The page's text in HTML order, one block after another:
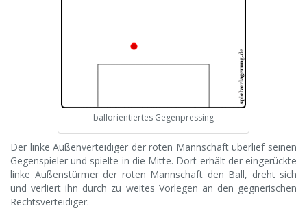
ballorientiertes Gegenpressing
Der linke Außenverteidiger der roten Mannschaft überlief seinen
Gegenspieler und spielte in die Mitte. Dort erhält der eingerückte
linke Außenstürmer der roten Mannschaft den Ball, dreht sich
und verliert ihn durch zu weites Vorlegen an den gegnerischen
Rechtsverteidiger.